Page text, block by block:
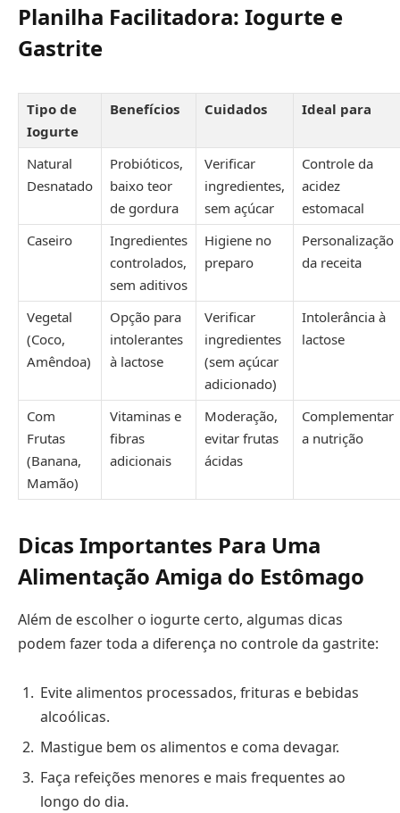
Planilha Facilitadora: Iogurte e
Gastrite
Tipo de
Iogurte
Benefícios Cuidados Ideal para
Natural
Desnatado
Probióticos,
baixo teor
de gordura
Verificar
ingredientes,
sem açúcar
Controle da
acidez
estomacal
Caseiro
Ingredientes
controlados,
sem aditivos
Higiene no
preparo
Personalização
da receita
Vegetal
(Coco,
Amêndoa)
Opção para
intolerantes
à lactose
Verificar
ingredientes
(sem açúcar
adicionado)
Intolerância à
lactose
Com
Frutas
(Banana,
Mamão)
Vitaminas e
fibras
adicionais
Moderação,
evitar frutas
ácidas
Complementar
a nutrição
Dicas Importantes Para Uma
Alimentação Amiga do Estômago
Além de escolher o iogurte certo, algumas dicas
podem fazer toda a diferença no controle da gastrite:
Evite alimentos processados, frituras e bebidas
alcoólicas.
Mastigue bem os alimentos e coma devagar.
Faça refeições menores e mais frequentes ao
longo do dia.